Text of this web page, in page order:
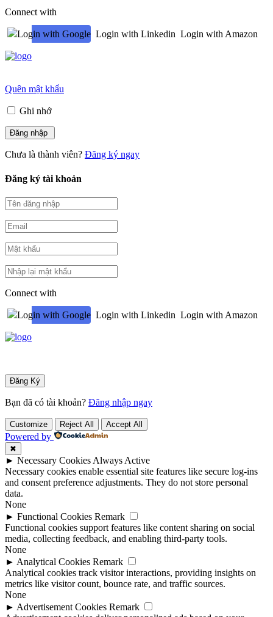
Connect with
Login with Google Login with Linkedin Login with Amazon
Quên mật khẩu
Ghi nhớ
Chưa là thành viên? Đăng ký ngay
Đăng ký tài khoản
Connect with
Login with Google Login with Linkedin Login with Amazon
Bạn đã có tài khoản? Đăng nhập ngay
Customize Reject All Accept All
Powered by
✖
► Necessary Cookies Always Active
Necessary cookies enable essential site features like secure log-ins
and consent preference adjustments. They do not store personal
data.
None
► Functional Cookies Remark
Functional cookies support features like content sharing on social
media, collecting feedback, and enabling third-party tools.
None
► Analytical Cookies Remark
Analytical cookies track visitor interactions, providing insights on
metrics like visitor count, bounce rate, and traffic sources.
None
► Advertisement Cookies Remark